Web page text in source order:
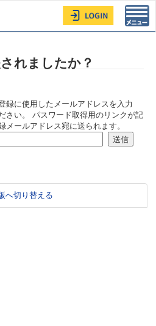
れましたか？
録に使用したメールアドレスを入力
さい。 パスワード取得用のリンクが記
ールアドレス宛に送られます。
へ切り替える